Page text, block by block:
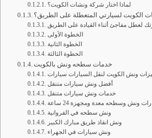
لماذا اختار شركة ونشات الكويت؟
الكويت لسيارتي المتعطلة على الطريق؟
لعطل مفاجئ أثناء القيادة على الطريق
الخطوة الأولى
الخطوة الثانية
الخطوة الثالثة
خدمات سطحه ونش بالكويت
ونش الكويت لنقل السيارات سيارات
أفضل ونش سيارات متنقل
خدمات ونش سيارات متنقل
ونش وسطحه معدة ومجهزة 24 ساعة
ونش سطحه في الفروانية
ونش انقاذ طريق مبارك الكبير
ونش سيارات في الجهراء